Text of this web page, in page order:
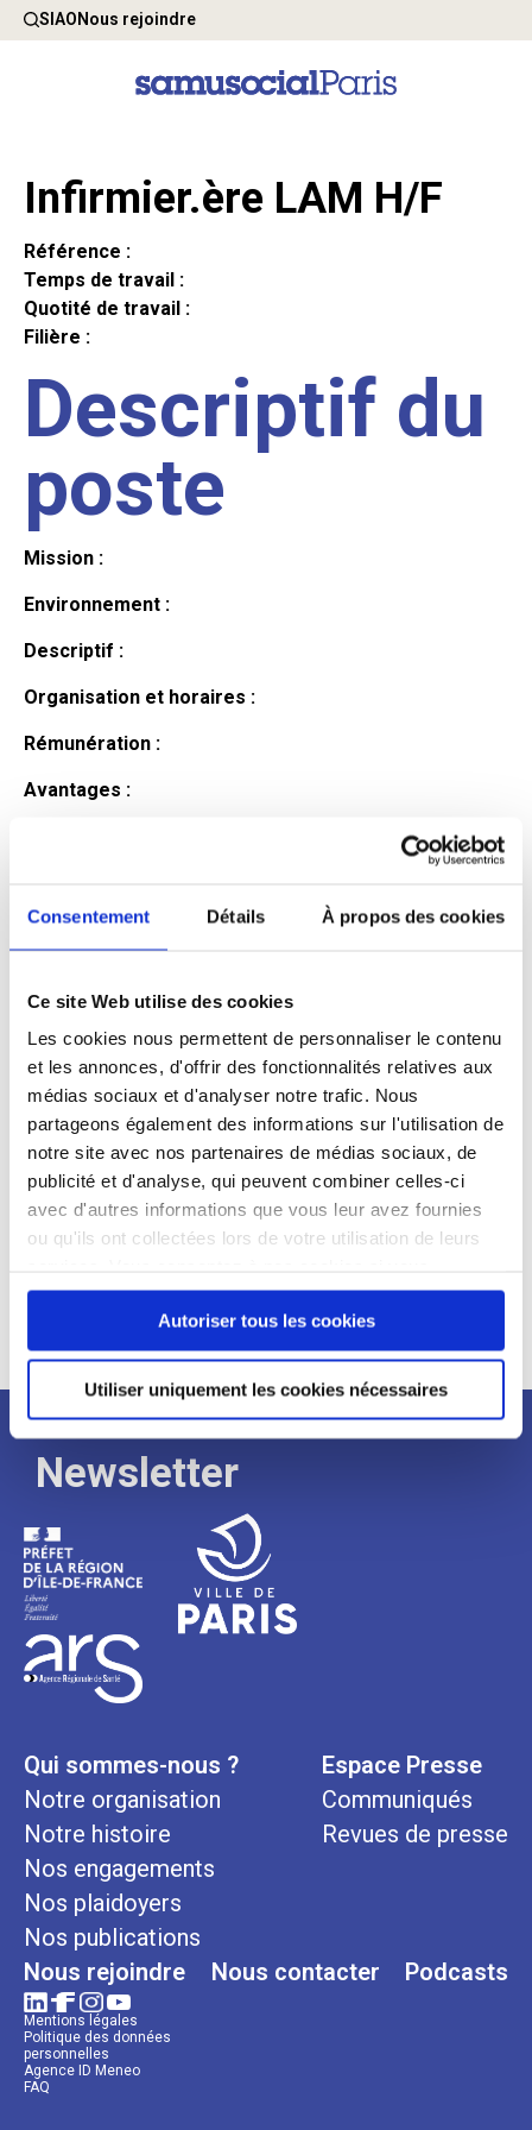
Consentement Détails À propos des cookies
Ce site Web utilise des cookies
Les cookies nous permettent de personnaliser le contenu
et les annonces, d'offrir des fonctionnalités relatives aux
médias sociaux et d'analyser notre trafic. Nous
partageons également des informations sur l'utilisation de
notre site avec nos partenaires de médias sociaux, de
publicité et d'analyse, qui peuvent combiner celles-ci
avec d'autres informations que vous leur avez fournies
ou qu'ils ont collectées lors de votre utilisation de leurs
continuez à utiliser notre site Web.
Autoriser tous les cookies
Utiliser uniquement les cookies nécessaires
SIAONous rejoindre
Infirmier.ère LAM H/F
Référence :
Temps de travail :
Quotité de travail :
Filière :
Descriptif du
poste
Mission :
Environnement :
Descriptif :
Organisation et horaires :
Rémunération :
Avantages :
candidat
Qualifications et diplômes :
Profil recherché :
Expérience :
Processus
de
recrutement
Newsletter
Qui sommes-nous ?
Notre organisation
Notre histoire
Nos engagements
Nos plaidoyers
Nos publications
Espace Presse
Communiqués
Revues de presse
Nous rejoindre Nous contacter Podcasts
Mentions légales
Politique des données
personnelles
Agence ID Meneo
FAQ